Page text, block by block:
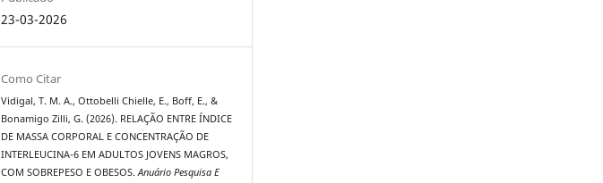
23-03-2026
Como Citar
Vidigal, T. M. A., Ottobelli Chielle, E., Boff, E., &
Bonamigo Zilli, G. (2026). RELAÇÃO ENTRE ÍNDICE
DE MASSA CORPORAL E CONCENTRAÇÃO DE
INTERLEUCINA-6 EM ADULTOS JOVENS MAGROS,
COM SOBREPESO E OBESOS.Anuário Pesquisa E